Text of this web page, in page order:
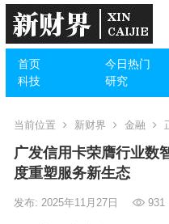
首页 今日热门
科技
研究
当前位置 新财界 金融
广发信用卡荣膺行业数
度重塑服务新生态
发布: 2025年11月27日 931